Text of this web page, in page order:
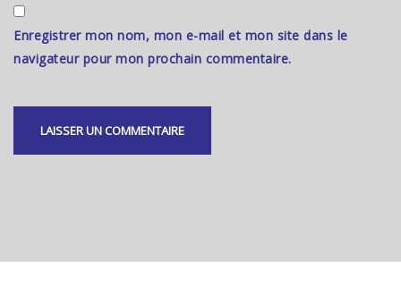
Enregistrer mon nom, mon e-mail et mon site dans le
navigateur pour mon prochain commentaire.